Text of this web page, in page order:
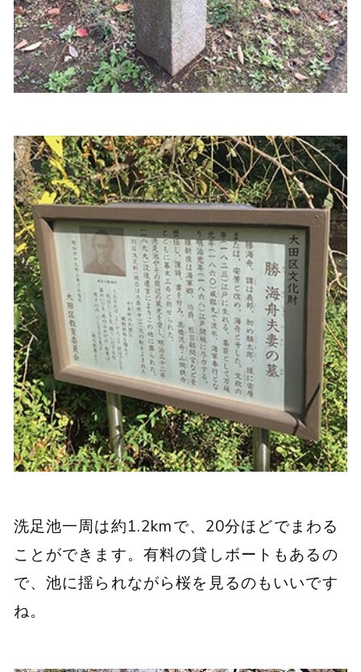
洗足池一周は約1.2kmで、20分ほどでまわる
ことができます。有料の貸しボートもあるの
で、池に揺られながら桜を見るのもいいです
ね。